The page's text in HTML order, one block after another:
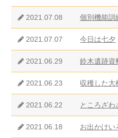
2021.07.08 個別機能訓
2021.07.07 今日は七夕
2021.06.29 鈴木遺跡資
2021.06.23 収穫した大
2021.06.22 ところざ
2021.06.18 お出かけい